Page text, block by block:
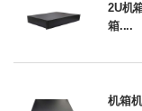
2U机
箱....
机箱